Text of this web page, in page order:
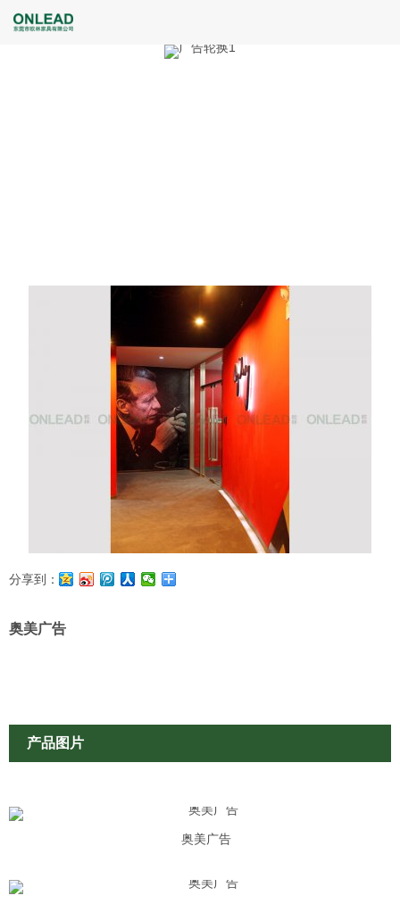
分享到：
奥美广告
产品图片
奥美广告